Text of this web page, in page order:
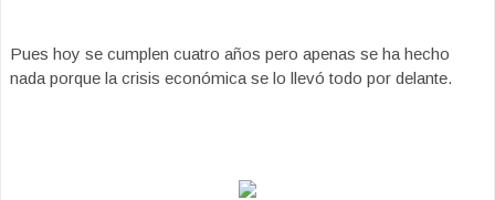
Pues hoy se cumplen cuatro años pero apenas se ha hecho
nada porque la crisis económica se lo llevó todo por delante.